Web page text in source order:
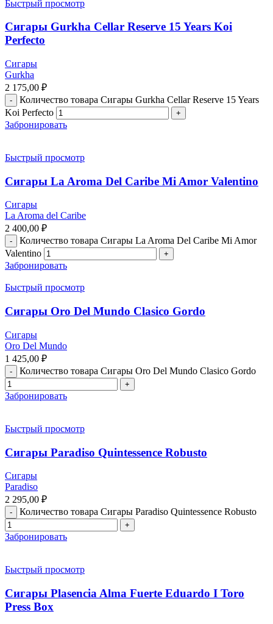
Быстрый просмотр
Сигары Gurkha Cellar Reserve 15 Years Koi
Perfecto
Сигары
Gurkha
2 175,00 ₽
Количество товара Сигары Gurkha Cellar Reserve 15 Years
Koi Perfecto
Забронировать
Быстрый просмотр
Сигары La Aroma Del Caribe Mi Amor Valentino
Сигары
La Aroma del Caribe
2 400,00 ₽
Количество товара Сигары La Aroma Del Caribe Mi Amor
Valentino
Забронировать
Быстрый просмотр
Сигары Oro Del Mundo Clasico Gordo
Сигары
Oro Del Mundo
1 425,00 ₽
Количество товара Сигары Oro Del Mundo Clasico Gordo
Забронировать
Быстрый просмотр
Сигары Paradiso Quintessence Robusto
Сигары
Paradiso
2 295,00 ₽
Количество товара Сигары Paradiso Quintessence Robusto
Забронировать
Быстрый просмотр
Сигары Plasencia Alma Fuerte Eduardo I Toro
Press Box